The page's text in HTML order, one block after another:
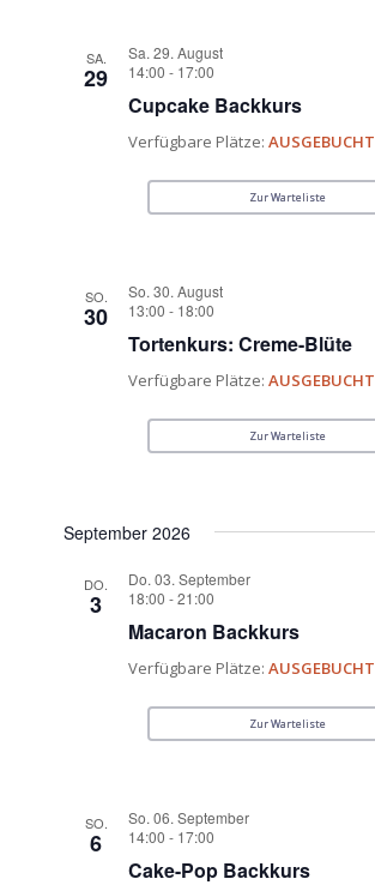
SA.
29
Sa. 29. August
14:00 - 17:00
Cupcake Backkurs
Verfügbare Plätze:AUSGEBUCHT
Zur Warteliste
SO.
30
So. 30. August
13:00 - 18:00
Tortenkurs: Creme-Blüte
Verfügbare Plätze:AUSGEBUCHT
Zur Warteliste
September 2026
DO.
3
Do. 03. September
18:00 -21:00
Macaron Backkurs
Verfügbare Plätze:AUSGEBUCHT
Zur Warteliste
SO.
6
So. 06. September
14:00 - 17:00
Cake-Pop Backkurs